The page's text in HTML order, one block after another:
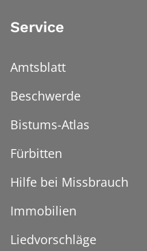
Service
Amtsblatt
Beschwerde
Bistums-Atlas
Fürbitten
Hilfe bei Missbrauch
Immobilien
Liedvorschläge